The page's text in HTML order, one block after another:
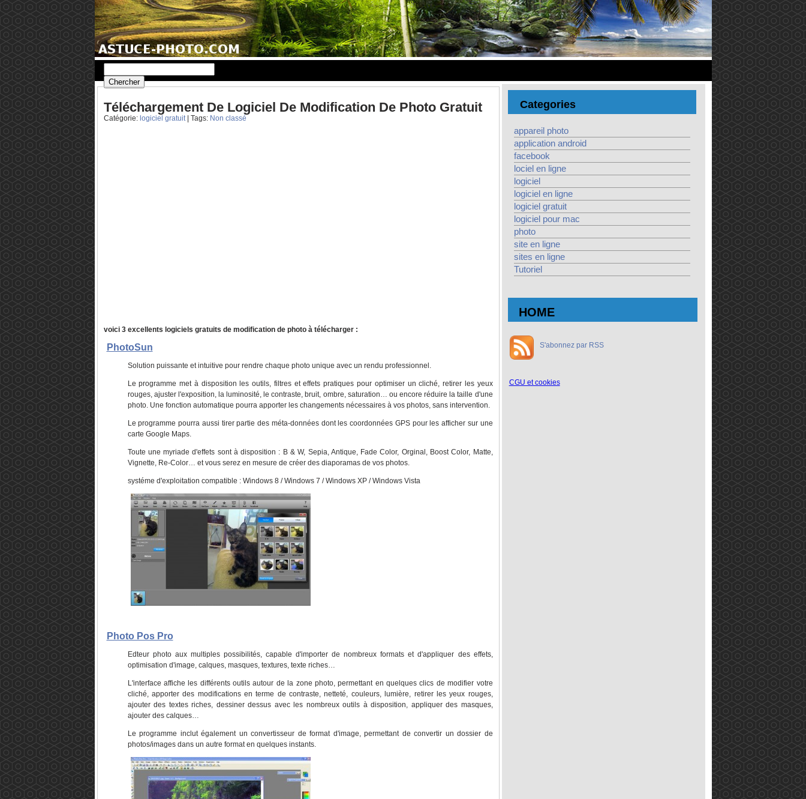
Téléchargement De Logiciel De Modification De Photo Gratuit
Catégorie: logiciel gratuit| Tags: Non classé
voici 3 excellents logiciels gratuits de modification de photo à télécharger :
PhotoSun
Solution puissante et intuitive pour rendre chaque photo unique avec un rendu professionnel.
Le programme met à disposition les outils, filtres et effets pratiques pour optimiser un cliché, retirer les yeux
rouges, ajuster l'exposition, la luminosité, le contraste, bruit, ombre, saturation… ou encore réduire la taille d'une
photo. Une fonction automatique pourra apporter les changements nécessaires à vos photos, sans intervention.
Le programme pourra aussi tirer partie des méta-données dont les coordonnées GPS pour les afficher sur une
carte Google Maps.
Toute une myriade d'effets sont à disposition : B & W, Sepia, Antique, Fade Color, Orginal, Boost Color, Matte,
Vignette, Re-Color… et vous serez en mesure de créer des diaporamas de vos photos.
systéme d'exploitation compatible : Windows 8 / Windows 7 / Windows XP / Windows Vista
Photo Pos Pro
Edteur photo aux multiples possibilités, capable d'importer de nombreux formats et d'appliquer des effets,
optimisation d'image, calques, masques, textures, texte riches…
L'interface affiche les différents outils autour de la zone photo, permettant en quelques clics de modifier votre
cliché, apporter des modifications en terme de contraste, netteté, couleurs, lumière, retirer les yeux rouges,
ajouter des textes riches, dessiner dessus avec les nombreux outils à disposition, appliquer des masques,
ajouter des calques…
Le programme inclut également un convertisseur de format d'image, permettant de convertir un dossier de
photos/images dans un autre format en quelques instants.
Categories
appareil photo
application android
facebook
lociel en ligne
logiciel
logiciel en ligne
logiciel gratuit
logiciel pour mac
photo
site en ligne
sites en ligne
Tutoriel
HOME
S'abonnez par RSS
CGU et cookies